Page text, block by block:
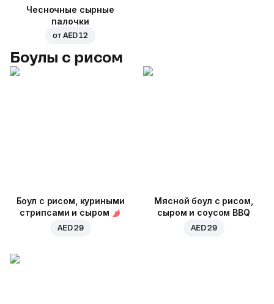
Чесночные сырные
палочки
от AED 12
Боулы с рисом
Боул с рисом, куриными
стрипсами и сыром
AED 29
Мясной боул с рисом,
сыром и соусом BBQ
AED 29